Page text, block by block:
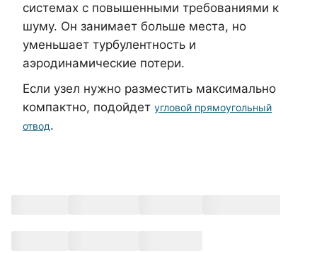
системах с повышенными требованиями к
шуму. Он занимает больше места, но
уменьшает турбулентность и
аэродинамические потери.
Если узел нужно разместить максимально
компактно, подойдет угловой прямоугольный
отвод.